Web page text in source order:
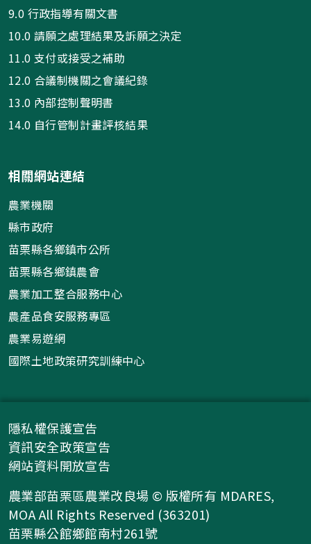
9.0 行政指導有關文書
10.0 請願之處理結果及訴願之決定
11.0 支付或接受之補助
12.0 合議制機關之會議紀錄
13.0 內部控制聲明書
14.0 自行管制計畫評核結果
相關網站連結
農業機關
縣市政府
苗栗縣各鄉鎮市公所
苗栗縣各鄉鎮農會
農業加工整合服務中心
農產品食安服務專區
農業易遊網
國際土地政策研究訓練中心
隱私權保護宣告
資訊安全政策宣告
網站資料開放宣告
農業部苗栗區農業改良場 © 版權所有 MDARES,
MOA All Rights Reserved (363201)
苗栗縣公館鄉館南村261號